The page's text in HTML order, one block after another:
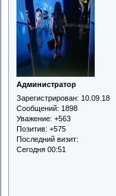
Администратор
Зарегистрирован: 10.09.18
Сообщений: 1898
Уважение: +563
Позитив: +575
Последний визит:
Сегодня 00:51